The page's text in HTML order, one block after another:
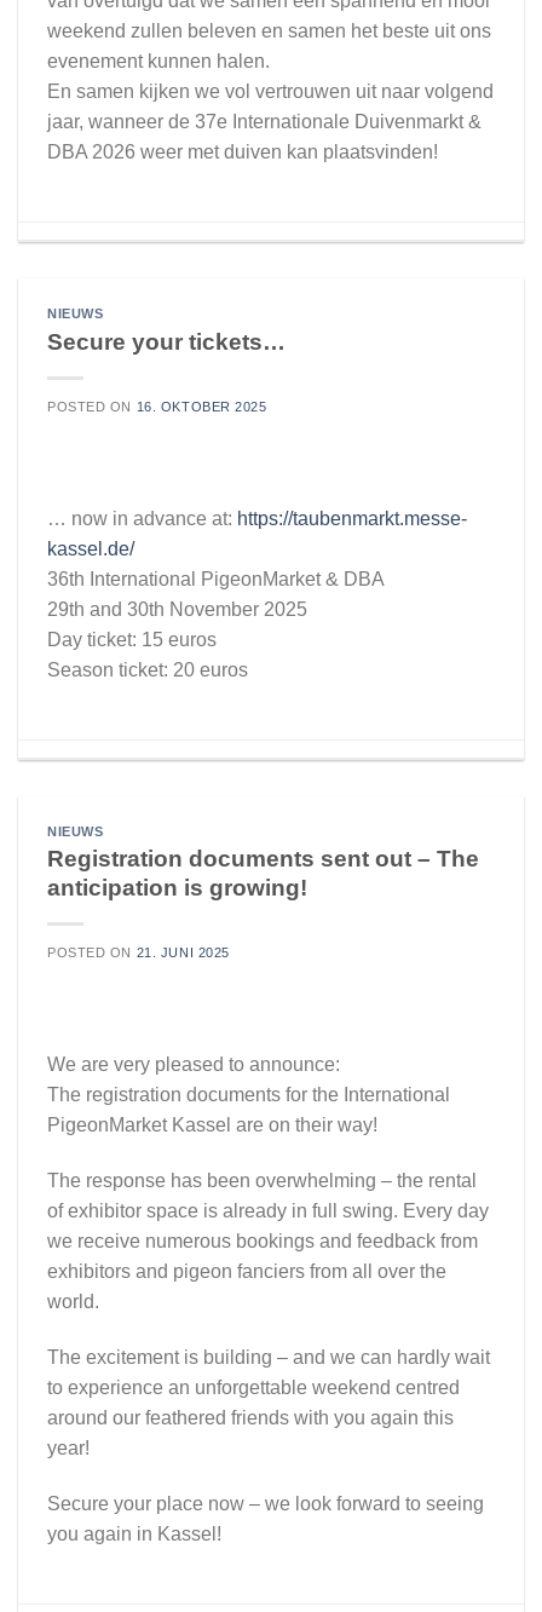
weekend zullen beleven en samen het beste uit ons
evenement kunnen halen.
En samen kijken we vol vertrouwen uit naar volgend
jaar, wanneer de 37e Internationale Duivenmarkt &
DBA 2026 weer met duiven kan plaatsvinden!
NIEUWS
Secure your tickets…
POSTED ON 16. OKTOBER 2025
… now in advance at: https://taubenmarkt.messe-
kassel.de/
36th International PigeonMarket & DBA
29th and 30th November 2025
Day ticket: 15 euros
Season ticket: 20 euros
NIEUWS
Registration documents sent out – The
anticipation is growing!
POSTED ON 21. JUNI 2025
We are very pleased to announce:
The registration documents for the International
PigeonMarket Kassel are on their way!
The response has been overwhelming – the rental
of exhibitor space is already in full swing. Every day
we receive numerous bookings and feedback from
exhibitors and pigeon fanciers from all over the
world.
The excitement is building – and we can hardly wait
to experience an unforgettable weekend centred
around our feathered friends with you again this
year!
Secure your place now – we look forward to seeing
you again in Kassel!